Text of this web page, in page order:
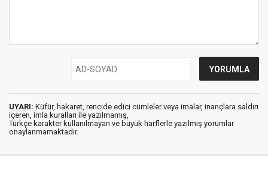
UYARI: Küfür, hakaret, rencide edici cümleler veya imalar, inançlara saldırı
içeren, imla kuralları ile yazılmamış,
Türkçe karakter kullanılmayan ve büyük harflerle yazılmış yorumlar
onaylanmamaktadır.